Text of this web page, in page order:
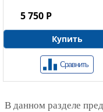
5 750 Р
Купить
Сравнить
В данном разделе